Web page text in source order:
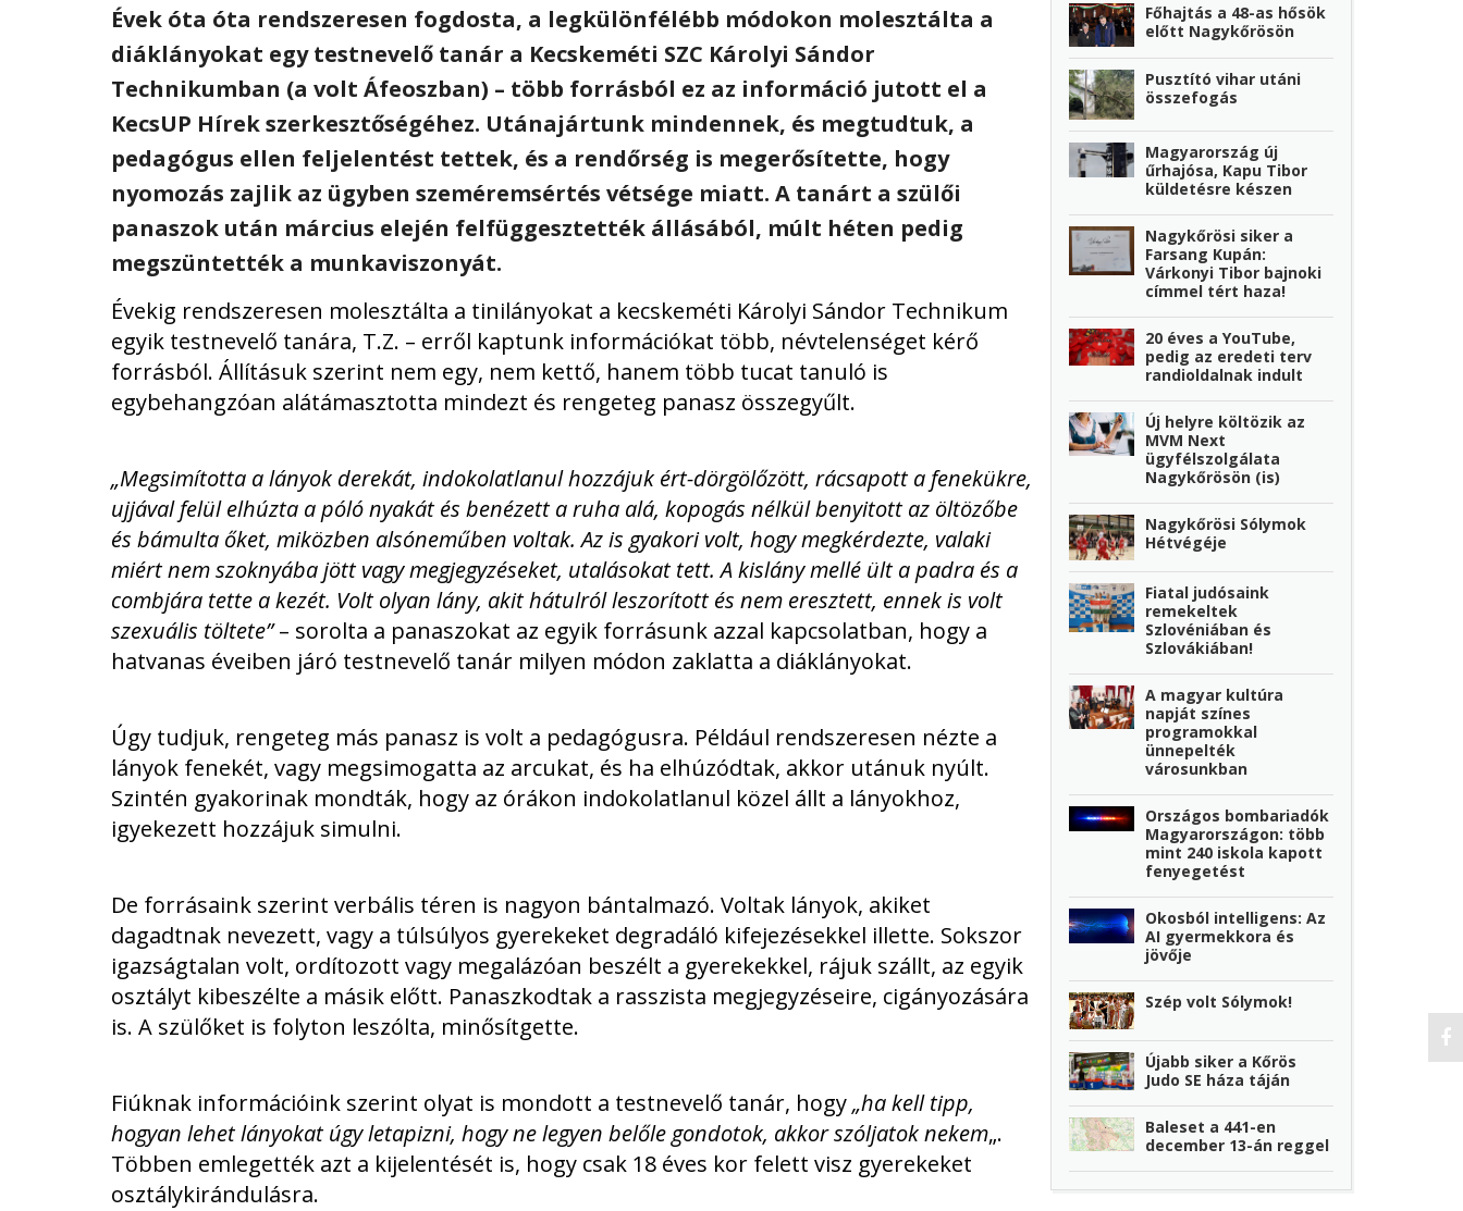
Évek óta óta rendszeresen fogdosta, a legkülönfélébb módokon molesztálta a
diáklányokat egy testnevelő tanár a Kecskeméti SZC Károlyi Sándor
Technikumban (a volt Áfeoszban) – több forrásból ez az információ jutott el a
KecsUP Hírek szerkesztőségéhez. Utánajártunk mindennek, és megtudtuk, a
pedagógus ellen feljelentést tettek, és a rendőrség is megerősítette, hogy
nyomozás zajlik az ügyben szeméremsértés vétsége miatt. A tanárt a szülői
panaszok után március elején felfüggesztették állásából, múlt héten pedig
megszüntették a munkaviszonyát.
Évekig rendszeresen molesztálta a tinilányokat a kecskeméti Károlyi Sándor Technikum
egyik testnevelő tanára, T.Z. – erről kaptunk információkat több, névtelenséget kérő
forrásból. Állításuk szerint nem egy, nem kettő, hanem több tucat tanuló is
egybehangzóan alátámasztotta mindezt és rengeteg panasz összegyűlt.
„Megsimította a lányok derekát, indokolatlanul hozzájuk ért-dörgölőzött, rácsapott a fenekükre,
ujjával felül elhúzta a póló nyakát és benézett a ruha alá, kopogás nélkül benyitott az öltözőbe
és bámulta őket, miközben alsóneműben voltak. Az is gyakori volt, hogy megkérdezte, valaki
miért nem szoknyába jött vagy megjegyzéseket, utalásokat tett. A kislány mellé ült a padra és a
combjára tette a kezét. Volt olyan lány, akit hátulról leszorított és nem eresztett, ennek is volt
szexuális töltete”– sorolta a panaszokat az egyik forrásunk azzal kapcsolatban, hogy a
hatvanas éveiben járó testnevelő tanár milyen módon zaklatta a diáklányokat.
Úgy tudjuk, rengeteg más panasz is volt a pedagógusra. Például rendszeresen nézte a
lányok fenekét, vagy megsimogatta az arcukat, és ha elhúzódtak, akkor utánuk nyúlt.
Szintén gyakorinak mondták, hogy az órákon indokolatlanul közel állt a lányokhoz,
igyekezett hozzájuk simulni.
De forrásaink szerint verbális téren is nagyon bántalmazó. Voltak lányok, akiket
dagadtnak nevezett, vagy a túlsúlyos gyerekeket degradáló kifejezésekkel illette. Sokszor
igazságtalan volt, ordítozott vagy megalázóan beszélt a gyerekekkel, rájuk szállt, az egyik
osztályt kibeszélte a másik előtt. Panaszkodtak a rasszista megjegyzéseire, cigányozására
is. A szülőket is folyton leszólta, minősítgette.
Fiúknak információink szerint olyat is mondott a testnevelő tanár, hogy„ha kell tipp,
hogyan lehet lányokat úgy letapizni, hogy ne legyen belőle gondotok, akkor szóljatok nekem„.
Többen emlegették azt a kijelentését is, hogy csak 18 éves kor felett visz gyerekeket
osztálykirándulásra.
Főhajtás a 48-as hősök
előtt Nagykőrösön
Pusztító vihar utáni
összefogás
Magyarország új
űrhajósa, Kapu Tibor
küldetésre készen
Nagykőrösi siker a
Farsang Kupán:
Várkonyi Tibor bajnoki
címmel tért haza!
20 éves a YouTube,
pedig az eredeti terv
randioldalnak indult
Új helyre költözik az
MVM Next
ügyfélszolgálata
Nagykőrösön (is)
Nagykőrösi Sólymok
Hétvégéje
Fiatal judósaink
remekeltek
Szlovéniában és
Szlovákiában!
A magyar kultúra
napját színes
programokkal
ünnepelték
városunkban
Országos bombariadók
Magyarországon: több
mint 240 iskola kapott
fenyegetést
Okosból intelligens: Az
AI gyermekkora és
jövője
Szép volt Sólymok!
Újabb siker a Kőrös
Judo SE háza táján
Baleset a 441-en
december 13-án reggel